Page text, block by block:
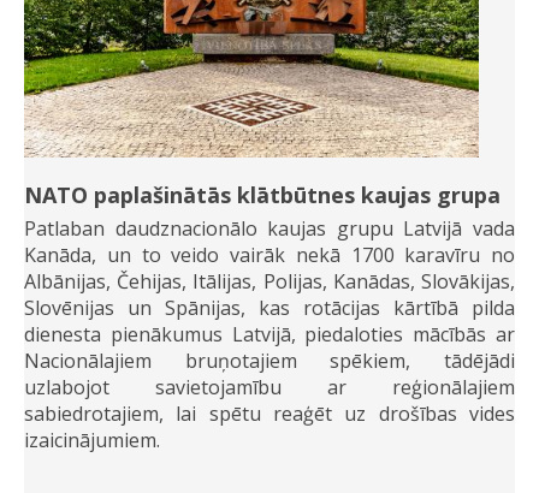
NATO paplašinātās klātbūtnes kaujas grupa
Patlaban daudznacionālo kaujas grupu Latvijā vada
Kanāda, un to veido vairāk nekā 1700 karavīru no
Albānijas, Čehijas, Itālijas, Polijas, Kanādas, Slovākijas,
Slovēnijas un Spānijas, kas rotācijas kārtībā pilda
dienesta pienākumus Latvijā, piedaloties mācībās ar
Nacionālajiem bruņotajiem spēkiem, tādējādi
uzlabojot savietojamību ar reģionālajiem
sabiedrotajiem, lai spētu reaģēt uz drošības vides
izaicinājumiem.